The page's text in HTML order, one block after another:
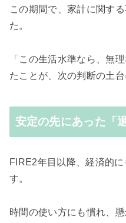
この期間で、家計に関す
た。
「この生活水準なら、無
たことが、次の判断の土台
安定の先にあった「
FIRE2年目以降、経済的
す。
時間の使い方にも慣れ、